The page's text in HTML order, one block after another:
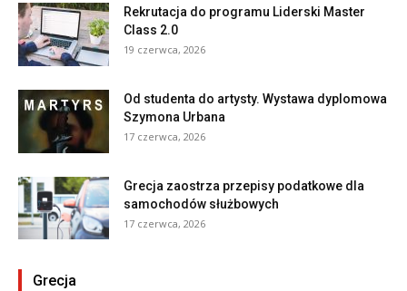
Rekrutacja do programu Liderski Master
Class 2.0
19 czerwca, 2026
Od studenta do artysty. Wystawa dyplomowa
Szymona Urbana
17 czerwca, 2026
Grecja zaostrza przepisy podatkowe dla
samochodów służbowych
17 czerwca, 2026
Grecja